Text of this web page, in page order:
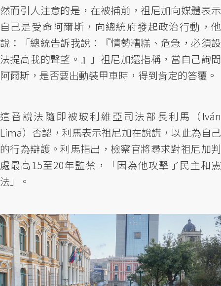
然而引人注意的是，在被捕前，祖尼加向媒體表示
自己是受命阿爾斯，向總統府發起政治行動，他
說：「總統告訴我說：『情勢糟糕、危急，必須設
法提高我的聲望。』」祖尼加還指稱，當自己詢問
阿爾斯，是否要出動裝甲車時，得到肯定的答覆。
這番說法隨即被玻利維亞司法部長利馬（Iván
Lima）否認，利馬表示祖尼加在說謊，以此為自己
的行為辯護。利馬指出，檢察官將尋求對祖尼加判
處最高15至20年監禁，「因為他攻擊了民主和憲
法」。